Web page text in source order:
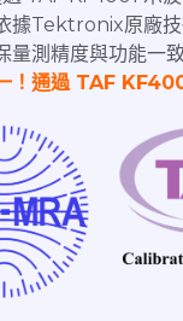
據Tektronix原廠
量測精度與功能一
！通過 TAF